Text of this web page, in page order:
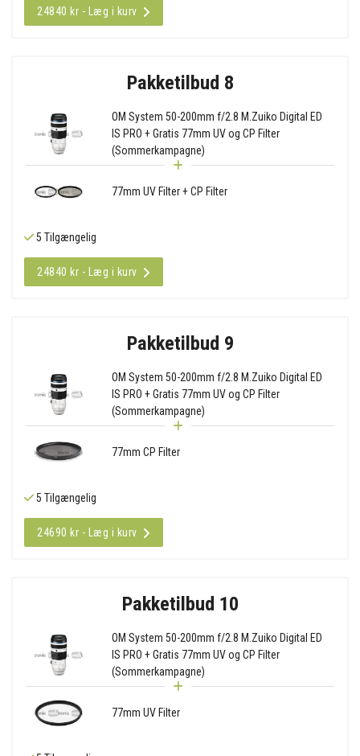
24840 kr - Læg i kurv
Pakketilbud 8
OM System 50-200mm f/2.8 M.Zuiko Digital ED
IS PRO + Gratis 77mm UV og CP Filter
(Sommerkampagne)
77mm UV Filter + CP Filter
5 Tilgængelig
24840 kr - Læg i kurv
Pakketilbud 9
OM System 50-200mm f/2.8 M.Zuiko Digital ED
IS PRO + Gratis 77mm UV og CP Filter
(Sommerkampagne)
77mm CP Filter
5 Tilgængelig
24690 kr - Læg i kurv
Pakketilbud 10
OM System 50-200mm f/2.8 M.Zuiko Digital ED
IS PRO + Gratis 77mm UV og CP Filter
(Sommerkampagne)
77mm UV Filter